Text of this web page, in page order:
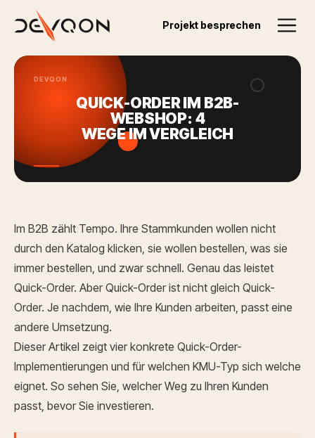
Projekt besprechen
Zurück zum Blog
DEVQON
QUICK-ORDER IM B2B-
WEBSHOP: 4
WEGE IM VERGLEICH
Im B2B zählt Tempo. Ihre Stammkunden wollen nicht
durch den Katalog klicken, sie wollen bestellen, was sie
immer bestellen, und zwar schnell. Genau das leistet
Quick-Order. Aber Quick-Order ist nicht gleich Quick-
Order. Je nachdem, wie Ihre Kunden arbeiten, passt eine
andere Umsetzung.
Dieser Artikel zeigt vier konkrete Quick-Order-
Implementierungen und für welchen KMU-Typ sich welche
eignet. So sehen Sie, welcher Weg zu Ihren Kunden
passt, bevor Sie investieren.